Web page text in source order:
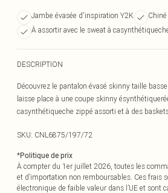
Jambe évasée d'inspiration Y2K
À assortir avec le sweat à
DESCRIPTION
Découvrez le pantalon évasé skinny taille
laisse place à une coupe skinny
casynthétiqueche zippé assorti et à des
SKU: CNL6875/197/72
*Politique de prix
À compter du 1er juillet 2026, toutes les
et d’importation non remboursables. Ces frais
électronique de faible valeur dans l’UE et sont